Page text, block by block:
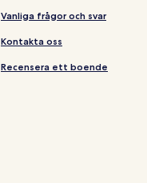
Vanliga frågor och svar
Kontakta oss
Recensera ett boende